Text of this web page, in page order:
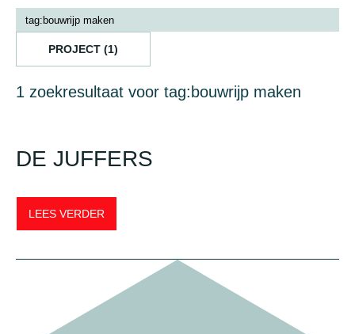
PROJECT (1)
1 zoekresultaat voor tag:bouwrijp maken
DE JUFFERS
LEES VERDER